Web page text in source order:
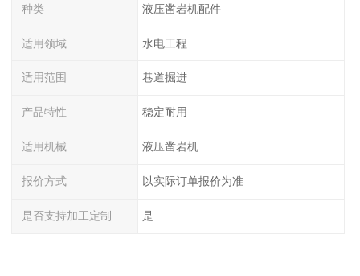
种类 液压凿岩机配件
适用领域 水电工程
适用范围 巷道掘进
产品特性 稳定耐用
适用机械 液压凿岩机
报价方式 以实际订单报价为准
是否支持加工定制 是